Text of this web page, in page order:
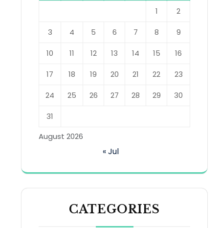
August 2026
1 2
3 4 5 6 7 8 9
10 11 12 13 14 15 16
17 18 19 20 21 22 23
24 25 26 27 28 29 30
31
« Jul
CATEGORIES